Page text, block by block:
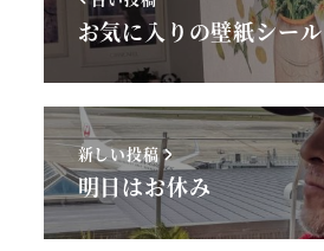
お気に入りの壁紙シール
新しい投稿
明日はお休み